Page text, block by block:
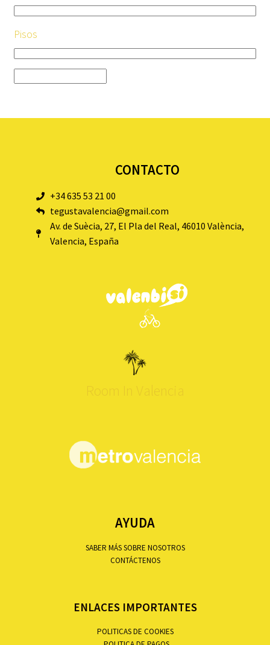
Pisos
CONTACTO
+34 635 53 21 00
tegustavalencia@gmail.com
Av. de Suècia, 27, El Pla del Real, 46010 València,
Valencia, España
Room In Valencia
AYUDA
SABER MÁS SOBRE NOSOTROS
CONTÁCTENOS
ENLACES IMPORTANTES
POLITICAS DE COOKIES